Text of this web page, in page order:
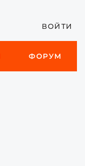
ВОЙТИ
ФОРУМ